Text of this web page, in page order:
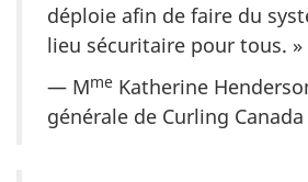
déploie afin de faire du
lieu sécuritaire pour tous. »
— Mme Katherine
générale de Curling Canada